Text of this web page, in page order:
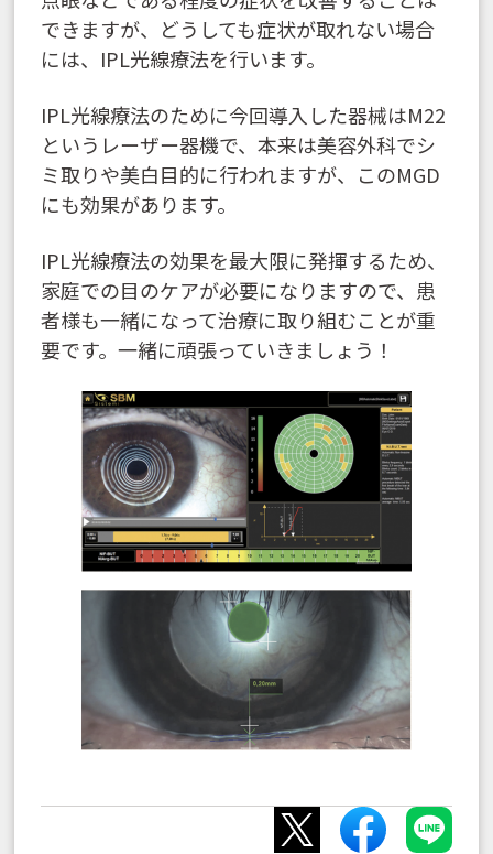
できますが、どうしても症状が取れない場合
には、IPL光線療法を行います。
IPL光線療法のために今回導入した器械はM22
というレーザー器機で、本来は美容外科でシ
ミ取りや美白目的に行われますが、このMGD
にも効果があります。
IPL光線療法の効果を最大限に発揮するため、
家庭での目のケアが必要になりますので、患
者様も一緒になって治療に取り組むことが重
要です。一緒に頑張っていきましょう！